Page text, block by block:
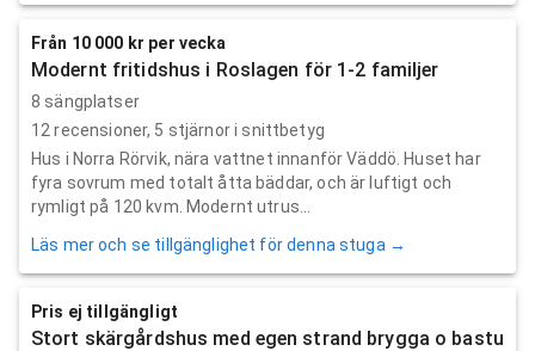
Från 10 000 kr per vecka
Modernt fritidshus i Roslagen för 1-2 familjer
8 sängplatser
12 recensioner, 5 stjärnor i snittbetyg
Hus i Norra Rörvik, nära vattnet innanför Väddö. Huset har
fyra sovrum med totalt åtta bäddar, och är luftigt och
rymligt på 120 kvm. Modernt utrus...
Läs mer och se tillgänglighet för denna stuga →
Pris ej tillgängligt
Stort skärgårdshus med egen strand brygga o bastu